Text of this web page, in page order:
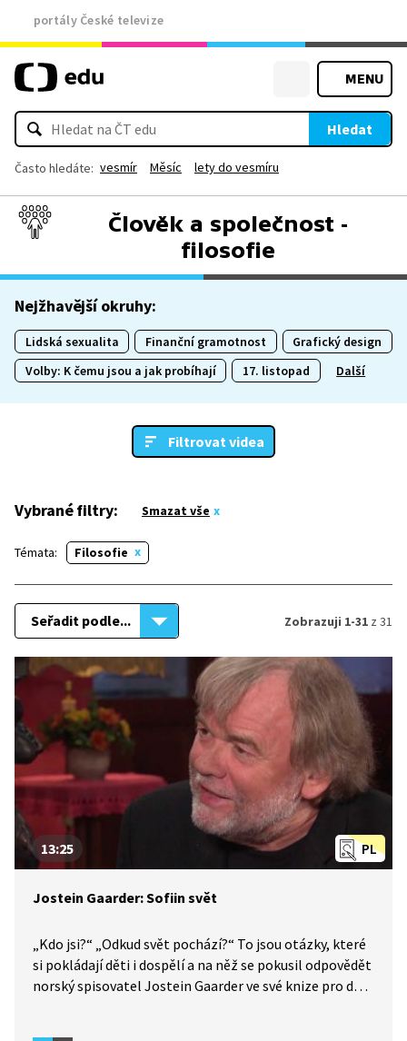
portály České televize
MENU
Hledat
Často hledáte: vesmír Měsíc lety do vesmíru
Člověk a společnost -
filosofie
Nejžhavější okruhy:
Lidská sexualita Finanční gramotnost
Grafický design
Volby: K čemu jsou a jak probíhají
17. listopad Další
Filtrovat videa
Vybrané filtry: Smazat vše
Témata: Filosofie
Seřadit podle... Zobrazuji 1-31 z 31
PL
13:25
Jostein Gaarder: Sofiin svět
„Kdo jsi?“ „Odkud svět pochází?“ To jsou otázky, které
si pokládají děti i dospělí a na něž se pokusil odpovědět
norský spisovatel Jostein Gaarder ve své knize pro děti